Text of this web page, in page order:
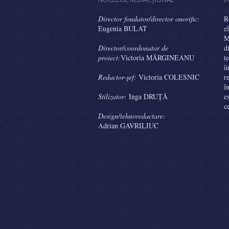
Director fondator/director onorific:
Eugenia BULAT
Director/coordonator de
proiect:Victoria MĂRGINEANU
Redactor-şef: Victoria COLESNIC
Stilizator: Inga DRUȚĂ
Design/tehnoredactare:
Adrian GAVRILIUC
în
în